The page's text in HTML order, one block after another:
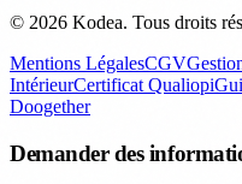
© 2026 Kodea. Tous droits
Mentions LégalesCGV
IntérieurCertificat Qualiopi
Doogether
Demander des